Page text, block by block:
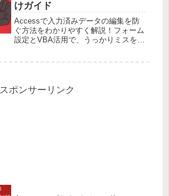
けガイド
Accessで入力済みデータの編集を防
ぐ方法をわかりやすく解説！フォーム
設定とVBA活用で、うっかりミスを防
スポンサーリンク